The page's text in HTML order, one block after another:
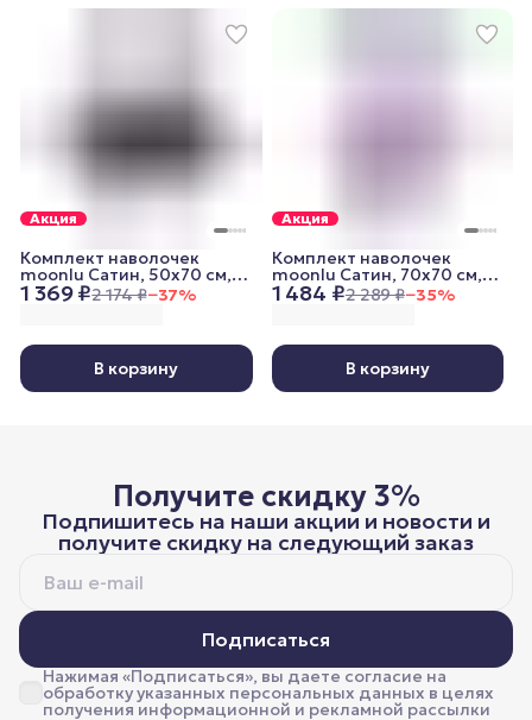
Акция
1 369 ₽2 174 ₽−37%
Комплект наволочек
moonlu Сатин, 50x70 см,
графитовый
В корзину
Акция
1 484 ₽2 289 ₽−35%
Комплект наволочек
moonlu Сатин, 70x70 см,
пудровый
В корзину
Получите скидку 3%
Подпишитесь на наши акции и новости и
получите скидку на следующий заказ
Подписаться
Нажимая «Подписаться», вы даете согласие на
обработку указанных персональных данных в целях
получения информационной и рекламной рассылки